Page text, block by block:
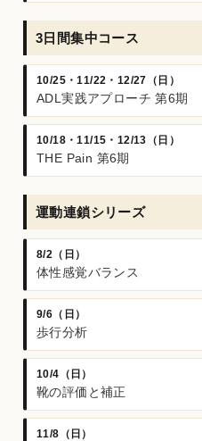
3日間集中コース
10/25・11/22・12/27（日）
ADL実践アプローチ 第6期
10/18・11/15・12/13（日）
THE Pain 第6期
運動連鎖シリーズ
8/2（日）
体性感覚バランス
9/6（日）
歩行分析
10/4（日）
靴の評価と補正
11/8（日）